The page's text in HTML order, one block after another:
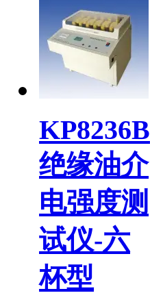
KP8236B
绝缘油介
电强度测
试仪-六
杯型